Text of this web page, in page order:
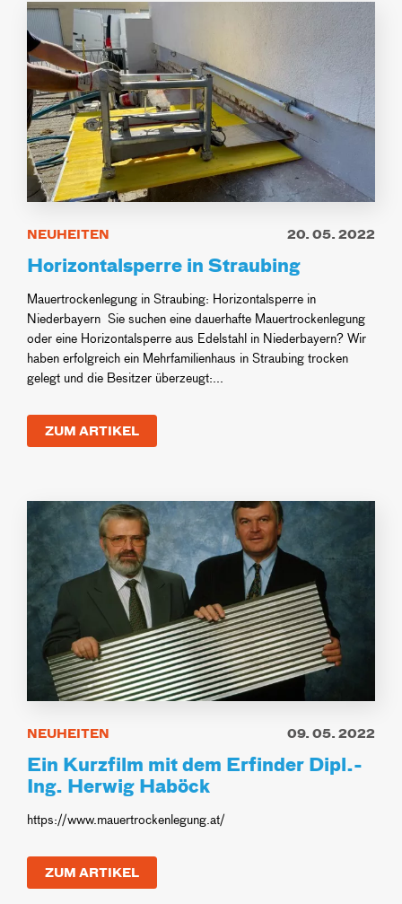
NEUHEITEN 20. 05. 2022
Horizontalsperre in Straubing
Mauertrockenlegung in Straubing: Horizontalsperre in
Niederbayern Sie suchen eine dauerhafte Mauertrockenlegung
oder eine Horizontalsperre aus Edelstahl in Niederbayern? Wir
haben erfolgreich ein Mehrfamilienhaus in Straubing trocken
gelegt und die Besitzer überzeugt:...
ZUM ARTIKEL
NEUHEITEN 09. 05. 2022
Ein Kurzfilm mit dem Erfinder Dipl.-
Ing. Herwig Haböck
https://www.mauertrockenlegung.at/
ZUM ARTIKEL